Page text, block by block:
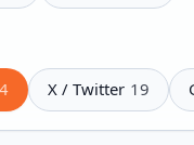
X / Twitter 19